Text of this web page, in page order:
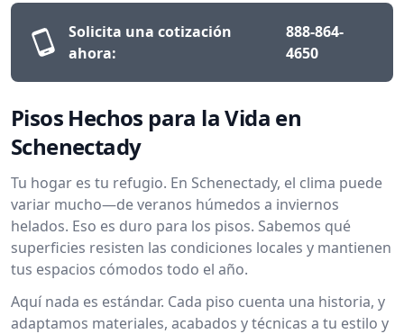
Solicita una cotización
ahora:
888-864-
4650
Pisos Hechos para la Vida en
Schenectady
Tu hogar es tu refugio. En Schenectady, el clima puede
variar mucho—de veranos húmedos a inviernos
helados. Eso es duro para los pisos. Sabemos qué
superficies resisten las condiciones locales y mantienen
tus espacios cómodos todo el año.
Aquí nada es estándar. Cada piso cuenta una historia, y
adaptamos materiales, acabados y técnicas a tu estilo y